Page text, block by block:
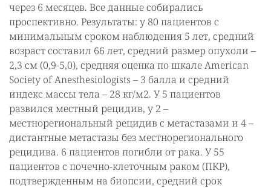
через 6 месяцев. Все данные собирались
проспективно. Результаты: у 80 пациентов с
минимальным сроком наблюдения 5 лет, средний
возраст составил 66 лет, средний размер опухоли –
2,3 см (0,9-5,0), средняя оценка по шкале American
Society of Anesthesiologists – 3 балла и средний
индекс массы тела – 28 кг/м2. У 5 пациентов
развился местный рецидив, у 2 –
местнорегиональный рецидив с метастазами и 4 –
дистантные метастазы без местнорегионального
рецидива. 6 пациентов погибли от рака. У 55
пациентов с почечно-клеточным раком (ПКР),
подтвержденным на биопсии, средний срок